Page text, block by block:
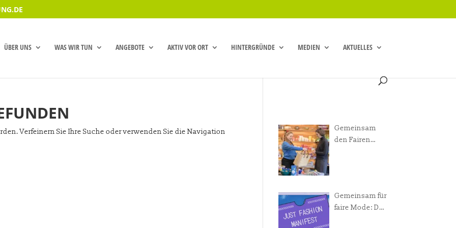
ÜBER UNS WAS WIR TUN ANGEBOTE AKTIV VOR ORT HINTERGRÜNDE MEDIEN AKTUELLES
Verfeinern Sie Ihre Suche oder verwenden Sie die Navigation
Gemeinsam
den Fairen
Gemeinsam für
faire Mode: Das